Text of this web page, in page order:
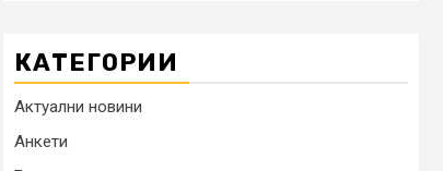
КАТЕГОРИИ
Актуални новини
Анкети